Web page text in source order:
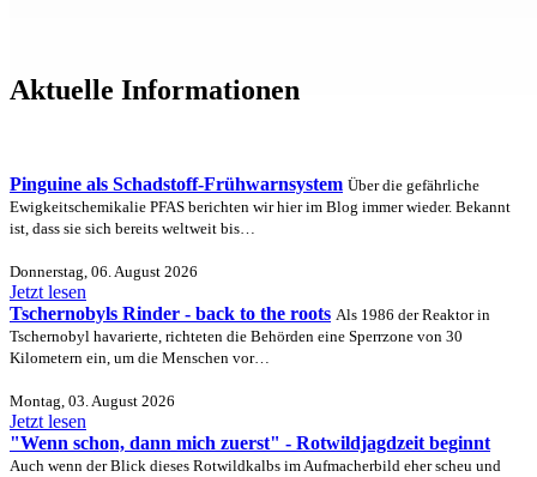
Aktuelle Informationen
Pinguine als Schadstoff-Frühwarnsystem Über die gefährliche
Ewigkeitschemikalie PFAS berichten wir hier im Blog immer wieder. Bekannt
ist, dass sie sich bereits weltweit bis…
Donnerstag, 06. August 2026
Jetzt lesen
Tschernobyls Rinder - back to the roots Als 1986 der Reaktor in
Tschernobyl havarierte, richteten die Behörden eine Sperrzone von 30
Kilometern ein, um die Menschen vor…
Montag, 03. August 2026
Jetzt lesen
"Wenn schon, dann mich zuerst" - Rotwildjagdzeit beginnt
Auch wenn der Blick dieses Rotwildkalbs im Aufmacherbild eher scheu und